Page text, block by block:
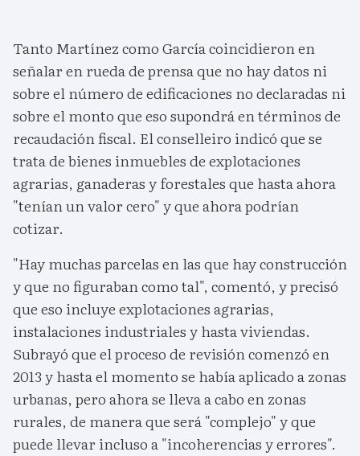
Tanto Martínez como García coincidieron en
señalar en rueda de prensa que no hay datos ni
sobre el número de edificaciones no declaradas ni
sobre el monto que eso supondrá en términos de
recaudación fiscal. El conselleiro indicó que se
trata de bienes inmuebles de explotaciones
agrarias, ganaderas y forestales que hasta ahora
"tenían un valor cero" y que ahora podrían
cotizar.
"Hay muchas parcelas en las que hay construcción
y que no figuraban como tal", comentó, y precisó
que eso incluye explotaciones agrarias,
instalaciones industriales y hasta viviendas.
Subrayó que el proceso de revisión comenzó en
2013 y hasta el momento se había aplicado a zonas
urbanas, pero ahora se lleva a cabo en zonas
rurales, de manera que será "complejo" y que
puede llevar incluso a "incoherencias y errores".